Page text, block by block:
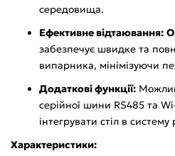
середовища.
Ефективне відтаювання:
забезпечує швидке та
випарника, мінімізуючи
Додаткові функції:
серійної шини RS485 та
інтегрувати стіл в
Характеристики: